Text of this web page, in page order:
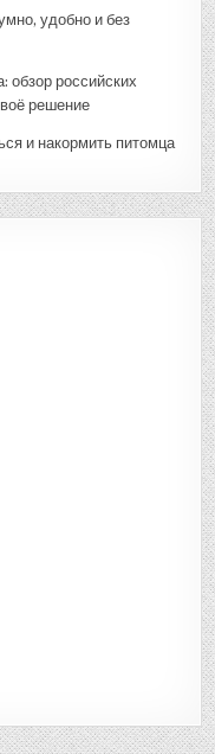
удобно и без
обзор российских
решение
и накормить питомца